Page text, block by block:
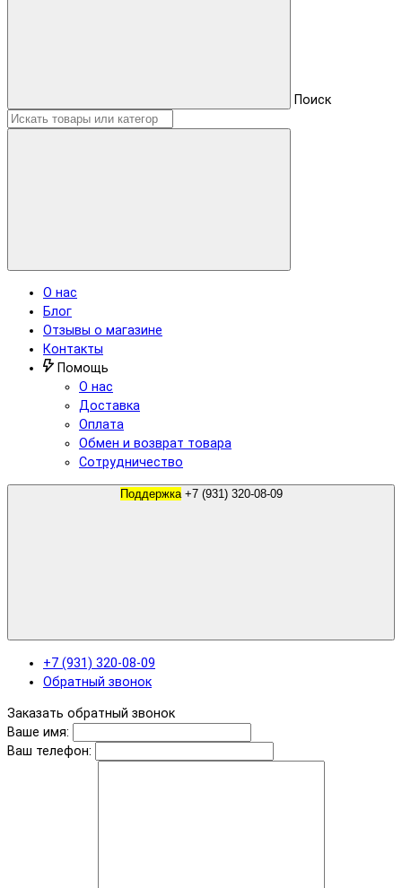
Поиск
О нас
Блог
Отзывы о магазине
Контакты
Помощь
О нас
Доставка
Оплата
Обмен и возврат товара
Сотрудничество
Поддержка +7 (931) 320-08-09
+7 (931) 320-08-09
Обратный звонок
Заказать обратный звонок
Ваше имя:
Ваш телефон: